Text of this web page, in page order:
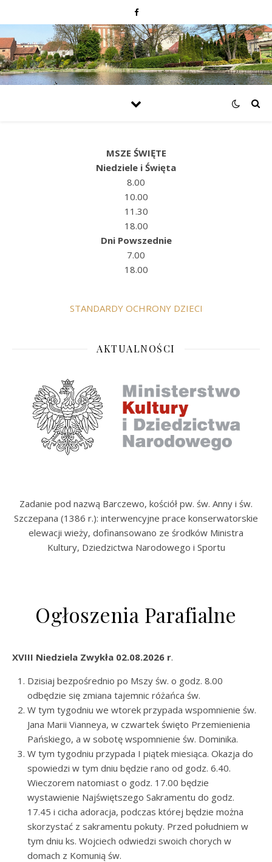
MSZE ŚWIĘTE
Niedziele i Święta
8.00
10.00
11.30
18.00
Dni Powszednie
7.00
18.00
STANDARDY OCHRONY DZIECI
AKTUALNOŚCI
Zadanie pod nazwą Barczewo, kościół pw. św. Anny i św.
Szczepana (1386 r.): interwencyjne prace konserwatorskie
elewacji wieży, dofinansowano ze środków Ministra
Kultury, Dziedzictwa Narodowego i Sportu
Ogłoszenia Parafialne
XVIII Niedziela Zwykła 02.08.2026 r.
Dzisiaj bezpośrednio po Mszy św. o godz. 8.00
odbędzie się zmiana tajemnic różańca św.
W tym tygodniu we wtorek przypada wspomnienie św.
Jana Marii Vianneya, w czwartek święto Przemienienia
Pańskiego, a w sobotę wspomnienie św. Dominika.
W tym tygodniu przypada I piątek miesiąca. Okazja do
spowiedzi w tym dniu będzie rano od godz. 6.40.
Wieczorem natomiast o godz. 17.00 będzie
wystawienie Najświętszego Sakramentu do godz.
17.45 i cicha adoracja, podczas której będzie można
skorzystać z sakramentu pokuty. Przed południem w
tym dniu ks. Wojciech odwiedzi swoich chorych w
domach z Komunią św.